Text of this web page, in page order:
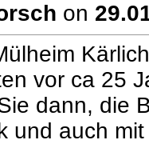
on
vor ca 25
dann, die
und auch